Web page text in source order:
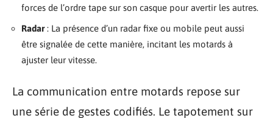
forces de l’ordre tape sur son casque pour avertir les autres.
Radar: La présence d’un radar fixe ou mobile peut aussi
être signalée de cette manière, incitant les motards à
ajuster leur vitesse.
La communication entre motards repose sur
une série de gestes codifiés. Le tapotement sur